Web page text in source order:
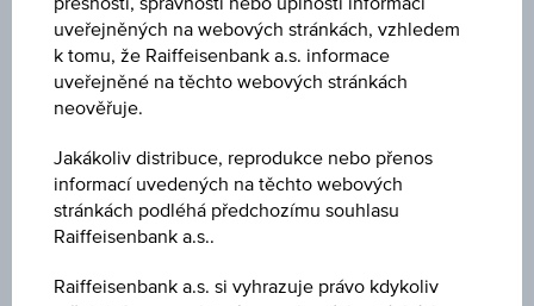
Tržní data
Název
UBS (IRL) FUND SOLUTIONS PLC - UBS CMCI
COMMODITY CARRY SF UCITS ETF - USD
uveřejněných na webových stránkách, vzhledem
k tomu, že Raiffeisenbank a.s. informace
uveřejněné na těchto webových stránkách
neověřuje.
Jakákoliv distribuce, reprodukce nebo přenos
informací uvedených na těchto webových
stránkách podléhá předchozímu souhlasu
Raiffeisenbank a.s..
Raiffeisenbank a.s. si vyhrazuje právo kdykoliv